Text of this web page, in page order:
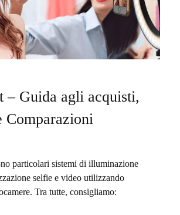
– Guida agli acquisti,
Comparazioni
particolari sistemi di illuminazione
selfie e video utilizzando
Tra tutte, consigliamo: